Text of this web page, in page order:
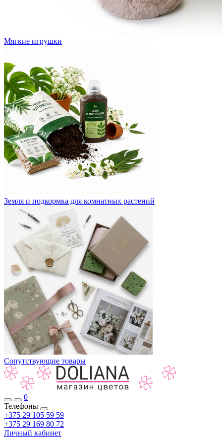
Мягкие игрушки
Земля и подкормка для комнатных растений
Сопутствующие товары
0
Телефоны
+375 29 105 59 59
+375 29 169 80 72
Личный кабинет